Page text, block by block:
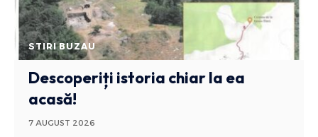
STIRI BUZAU
Descoperiți istoria chiar la ea
acasă!
7 AUGUST 2026